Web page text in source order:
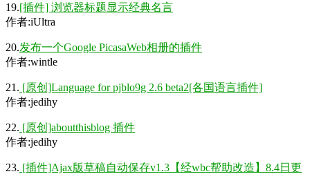
19.[插件] 浏览器标题显示经典名言
作者:iUltra
20.发布一个Google PicasaWeb相册的插件
作者:wintle
21. [原创]Language for pjblo9g 2.6 beta2[各国语言插件]
作者:jedihy
22. [原创]aboutthisblog 插件
作者:jedihy
23. [插件]Ajax版草稿自动保存v1.3【经wbc帮助改造】8.4日更